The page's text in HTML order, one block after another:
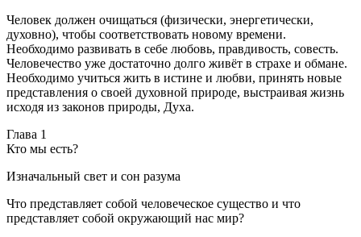
Человек должен очищаться (физически, энергетически,
духовно), чтобы соответствовать новому времени.
Необходимо развивать в себе любовь, правдивость, совесть.
Человечество уже достаточно долго живёт в страхе и обмане.
Необходимо учиться жить в истине и любви, принять новые
представления о своей духовной природе, выстраивая жизнь
исходя из законов природы, Духа.
Глава 1
Кто мы есть?
Изначальный свет и сон разума
Что представляет собой человеческое существо и что
представляет собой окружающий нас мир?